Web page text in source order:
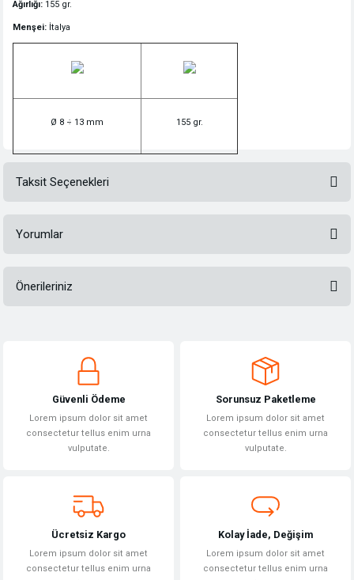
Ağırlığı: 155 gr.
Menşei: İtalya
Ø 8 ÷ 13 mm 155 gr.
Taksit Seçenekleri
Yorumlar
Önerileriniz
Görüş ve önerileriniz için teşekkür ederiz.
Ürün açıklamasında eksik bilgiler bulunuyor.
Ürün bilgilerinde hatalar bulunuyor.
Bu ürüne benzer farklı alternatifler olmalı.
Güvenli Ödeme
Lorem ipsum dolor sit amet
consectetur tellus enim urna
vulputate.
Sorunsuz Paketleme
Lorem ipsum dolor sit amet
consectetur tellus enim urna
vulputate.
Ücretsiz Kargo
Lorem ipsum dolor sit amet
consectetur tellus enim urna
Kolay İade, Değişim
Lorem ipsum dolor sit amet
consectetur tellus enim urna